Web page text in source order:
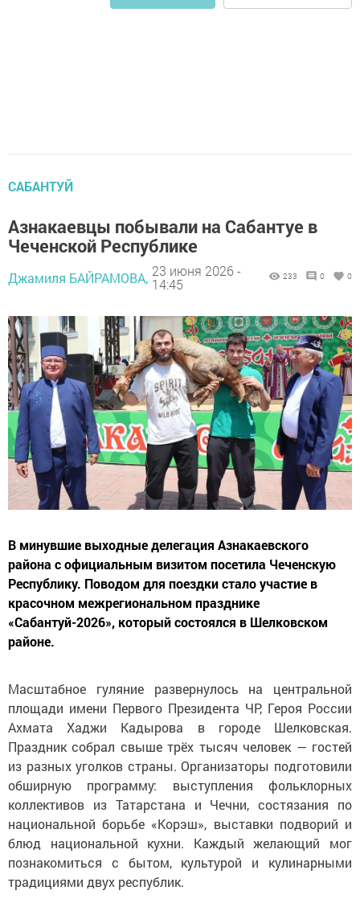
САБАНТУЙ
Азнакаевцы побывали на Сабантуе в
Чеченской Республике
Джамиля БАЙРАМОВА, 23 июня 2026 -
14:45
233 0 0
В минувшие выходные делегация Азнакаевского
района с официальным визитом посетила Чеченскую
Республику. Поводом для поездки стало участие в
красочном межрегиональном празднике
«Сабантуй-2026», который состоялся в Шелковском
районе.
Масштабное гуляние развернулось на центральной
площади имени Первого Президента ЧР, Героя России
Ахмата Хаджи Кадырова в городе Шелковская.
Праздник собрал свыше трёх тысяч человек — гостей
из разных уголков страны. Организаторы подготовили
обширную программу: выступления фольклорных
коллективов из Татарстана и Чечни, состязания по
национальной борьбе «Корэш», выставки подворий и
блюд национальной кухни. Каждый желающий мог
познакомиться с бытом, культурой и кулинарными
традициями двух республик.